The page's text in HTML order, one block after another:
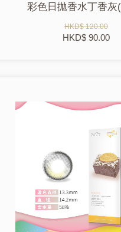
彩色日拋香水丁香灰
HKD$ 120.00
HKD$ 90.00